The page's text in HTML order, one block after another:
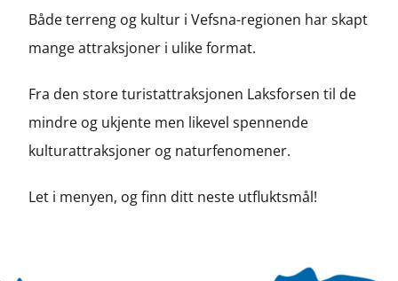
Både terreng og kultur i Vefsna-regionen har skapt
mange attraksjoner i ulike format.
Fra den store turistattraksjonen Laksforsen til de
mindre og ukjente men likevel spennende
kulturattraksjoner og naturfenomener.
Let i menyen, og finn ditt neste utfluktsmål!